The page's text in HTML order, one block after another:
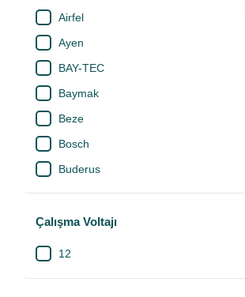
Airfel
Ayen
BAY-TEC
Baymak
Beze
Bosch
Buderus
Case
Daikin
Çalışma Voltajı
12